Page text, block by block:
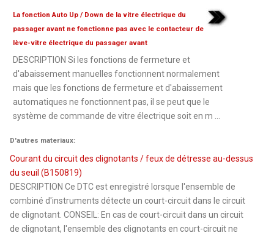
La fonction Auto Up / Down de la vitre électrique du
passager avant ne fonctionne pas avec le contacteur de
lève-vitre électrique du passager avant
DESCRIPTION Si les fonctions de fermeture et
d'abaissement manuelles fonctionnent normalement
mais que les fonctions de fermeture et d'abaissement
automatiques ne fonctionnent pas, il se peut que le
système de commande de vitre électrique soit en m ...
D'autres materiaux:
Courant du circuit des clignotants / feux de détresse au-dessus
du seuil (B150819)
DESCRIPTION Ce DTC est enregistré lorsque l'ensemble de
combiné d'instruments détecte un court-circuit dans le circuit
de clignotant. CONSEIL: En cas de court-circuit dans un circuit
de clignotant, l'ensemble des clignotants en court-circuit ne